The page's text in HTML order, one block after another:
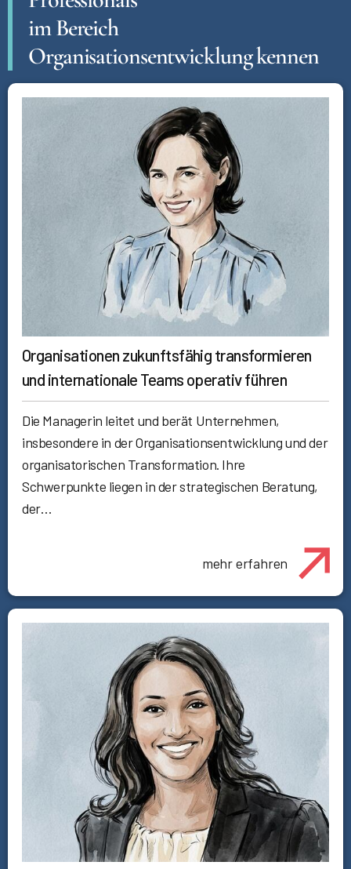
im Bereich
Organisationsentwicklung kennen
Organisationen zukunftsfähig transformieren
und internationale Teams operativ führen
Die Managerin leitet und berät Unternehmen,
insbesondere in der Organisationsentwicklung und der
organisatorischen Transformation. Ihre
Schwerpunkte liegen in der strategischen Beratung,
der…
mehr erfahren